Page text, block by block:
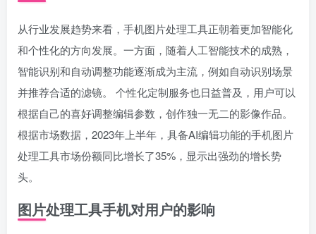
从行业发展趋势来看，手机图片处理工具正朝着更加智能化
和个性化的方向发展。一方面，随着人工智能技术的成熟，
智能识别和自动调整功能逐渐成为主流，例如自动识别场景
并推荐合适的滤镜。 个性化定制服务也日益普及，用户可以
根据自己的喜好调整编辑参数，创作独一无二的影像作品。
根据市场数据，2023年上半年，具备AI编辑功能的手机图片
处理工具市场份额同比增长了35%，显示出强劲的增长势
头。
图片处理工具手机对用户的影响